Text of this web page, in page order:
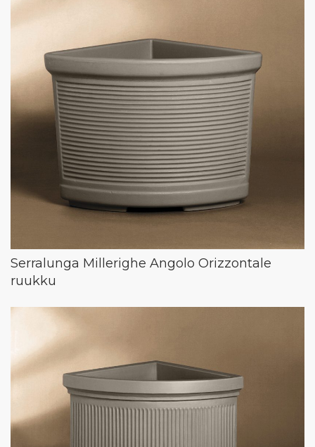
Serralunga Millerighe Angolo Orizzontale
ruukku